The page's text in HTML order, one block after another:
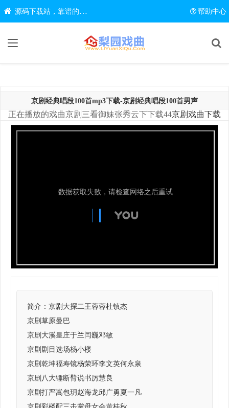
源码下载站，靠谱的源码在线下载网站 帮助中心
京剧经典唱段100首mp3下载-京剧经典唱段100首男声
正在播放的戏曲京剧三看御妹张秀云下下载44京剧戏曲下载
简介： 京剧大探二王蓉蓉杜镇杰
京剧草原曼巴
京剧大溪皇庄于兰闫巍邓敏
京剧剧目选场杨小楼
京剧乾坤福寿镜杨荣环李文英何永泉
京剧八大锤断臂说书厉慧良
京剧打严嵩包玥赵海龙邱广勇夏一凡